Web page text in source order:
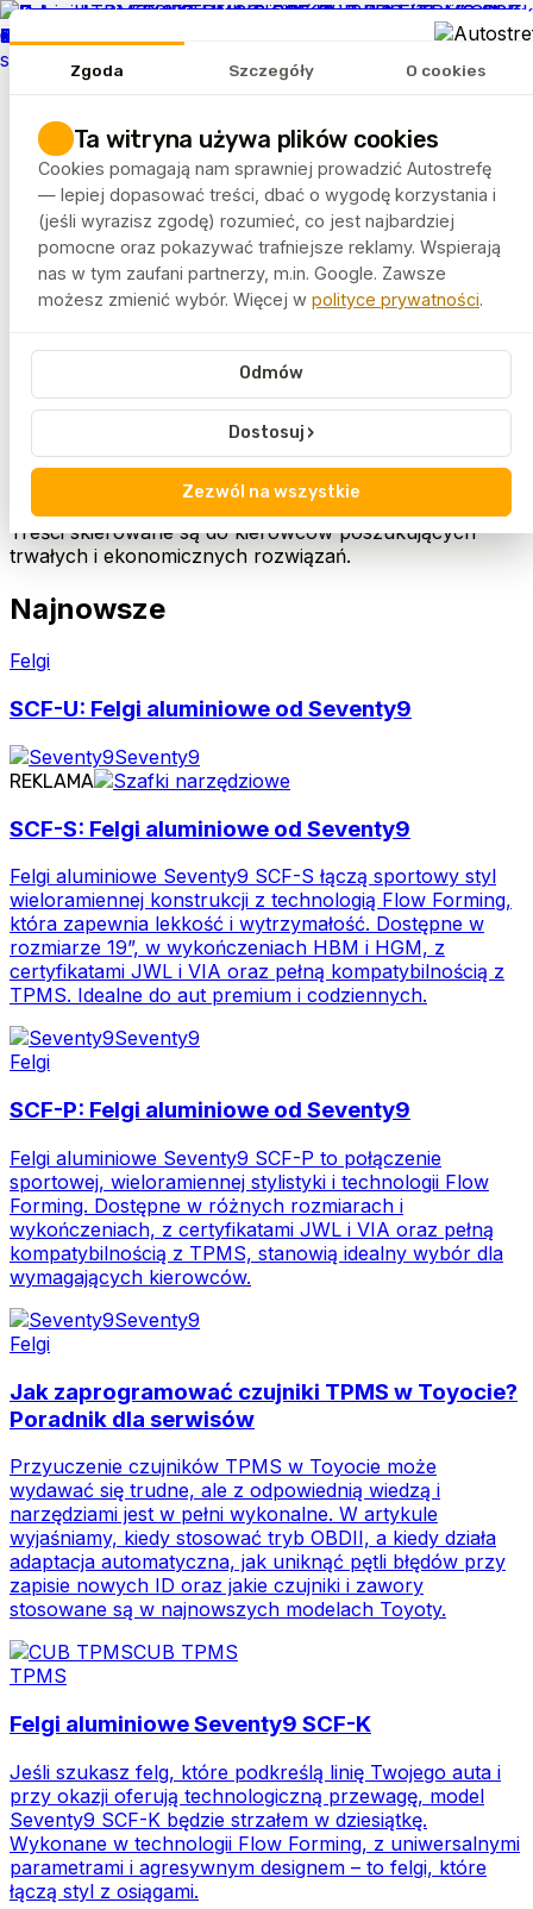
Zgoda Szczegóły O cookies
Ta witryna używa plików cookies
Cookies pomagają nam sprawniej prowadzić Autostrefę
— lepiej dopasować treści, dbać o wygodę korzystania i
(jeśli wyrazisz zgodę) rozumieć, co jest najbardziej
pomocne oraz pokazywać trafniejsze reklamy. Wspierają
nas w tym zaufani partnerzy, m.in. Google. Zawsze
możesz zmienić wybór. Więcej w polityce prywatności.
Odmów
Dostosuj ›
Zezwól na wszystkie
REKLAMA
Artykuły
Rankingi
FELGEO.PL
Autostrefa Tagi Toyota
Toyota to marka kojarzona z niezawodnością i
dopracowaną technologią napędów. Artykuły
oznaczone tym tagiem omawiają silniki, układy
hybrydowe oraz codzienną eksploatację samochodów
Treści skierowane są do kierowców poszukujących
trwałych i ekonomicznych rozwiązań.
Najnowsze
Felgi
SCF-U: Felgi aluminiowe od Seventy9
Seventy9
REKLAMA
SCF-S: Felgi aluminiowe od Seventy9
Felgi aluminiowe Seventy9 SCF-S łączą sportowy styl
wieloramiennej konstrukcji z technologią Flow Forming,
która zapewnia lekkość i wytrzymałość. Dostępne w
rozmiarze 19”, w wykończeniach HBM i HGM, z
certyfikatami JWL i VIA oraz pełną kompatybilnością z
TPMS. Idealne do aut premium i codziennych.
Seventy9
Felgi
SCF-P: Felgi aluminiowe od Seventy9
Felgi aluminiowe Seventy9 SCF-P to połączenie
sportowej, wieloramiennej stylistyki i technologii Flow
Forming. Dostępne w różnych rozmiarach i
wykończeniach, z certyfikatami JWL i VIA oraz pełną
kompatybilnością z TPMS, stanowią idealny wybór dla
wymagających kierowców.
Seventy9
Felgi
Jak zaprogramować czujniki TPMS w Toyocie?
Poradnik dla serwisów
Przyuczenie czujników TPMS w Toyocie może
wydawać się trudne, ale z odpowiednią wiedzą i
narzędziami jest w pełni wykonalne. W artykule
wyjaśniamy, kiedy stosować tryb OBDII, a kiedy działa
adaptacja automatyczna, jak uniknąć pętli błędów przy
zapisie nowych ID oraz jakie czujniki i zawory
stosowane są w najnowszych modelach Toyoty.
CUB TPMS
TPMS
Felgi aluminiowe Seventy9 SCF-K
Jeśli szukasz felg, które podkreślą linię Twojego auta i
przy okazji oferują technologiczną przewagę, model
Seventy9 SCF-K będzie strzałem w dziesiątkę.
Wykonane w technologii Flow Forming, z uniwersalnymi
parametrami i agresywnym designem – to felgi, które
łączą styl z osiągami.